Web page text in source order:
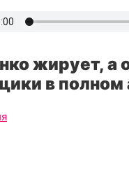
жирует, а
в полном